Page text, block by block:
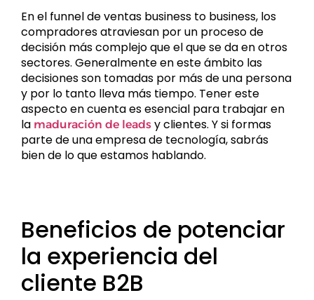
En el funnel de ventas business to business, los
compradores atraviesan por un proceso de
decisión más complejo que el que se da en otros
sectores. Generalmente en este ámbito las
decisiones son tomadas por más de una persona
y por lo tanto lleva más tiempo. Tener este
aspecto en cuenta es esencial para trabajar en
la maduración de leads y clientes. Y si formas
parte de una empresa de tecnología, sabrás
bien de lo que estamos hablando.
Beneficios de potenciar
la experiencia del
cliente B2B